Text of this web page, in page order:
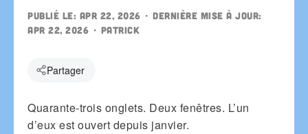
Publié le: Apr 22, 2026 • Dernière mise à jour:
Apr 22, 2026 • patrick
Partager
Quarante-trois onglets. Deux fenêtres. L’un
d’eux est ouvert depuis janvier.